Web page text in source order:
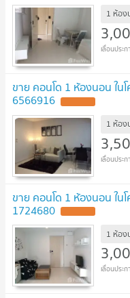
1 ห้อง
ขาย คอนโด 1 ห้องนอน ใน
6566916
1 ห้อง
ขาย คอนโด 1 ห้องนอน ใน
1724680
1 ห้อง